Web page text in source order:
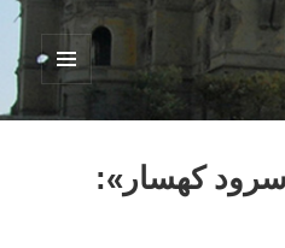
فهرست
ابزارک‌ها
سرود کهسار»: